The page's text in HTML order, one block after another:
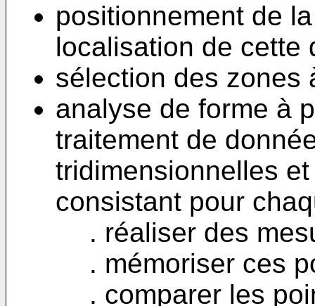
positionnement de
localisation de cette
sélection des zones
analyse de forme à
traitement de
tridimensionnelles
consistant pour
. réaliser des
. mémoriser ces
. comparer les